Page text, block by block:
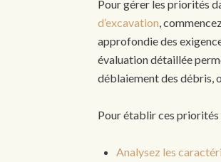
Pour gérer les priorités
d’excavation,
approfondie des
évaluation détaillée
déblaiement des débris,
Pour établir ces priorités
Analysez les